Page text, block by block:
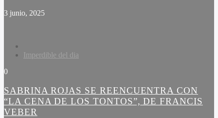
3 junio, 2025
Imperdible del dia
0
SABRINA ROJAS SE REENCUENTRA CON
“LA CENA DE LOS TONTOS”, DE FRANCIS
VEBER